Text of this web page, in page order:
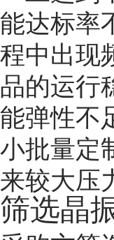
能达标率
程中出现
品的运行
能弹性不
小批量定
来较大压
筛选晶